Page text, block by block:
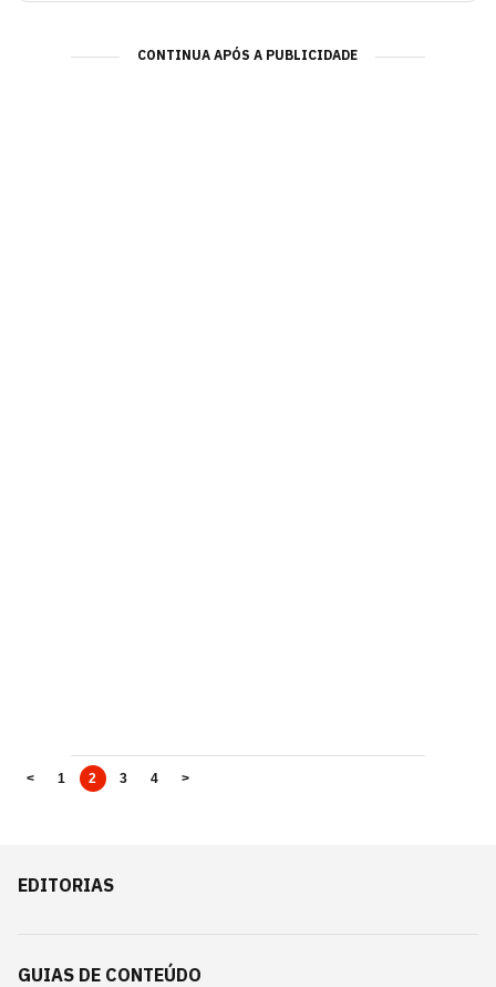
CONTINUA APÓS A PUBLICIDADE
< 1 2 3 4 >
EDITORIAS
GUIAS DE CONTEÚDO